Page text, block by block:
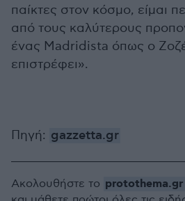
παίκτες στον κόσμο, είμαι
από τους καλύτερους
ένας Madridista όπως ο
επιστρέφει».
Πηγή: gazzetta.gr
Ακολουθήστε το